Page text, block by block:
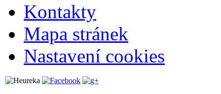
Kontakty
Mapa stránek
Nastavení cookies